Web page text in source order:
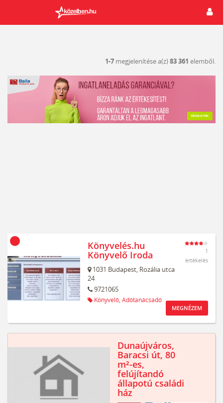
1-7 megjelenítése a(z)83 361 elemből.
Könyvelés.hu
Könyvelő Iroda
1031 Budapest, Rozália utca
24
9721065
Könyvelő, Adótanácsadó
1
értékelés
MEGNÉZEM
Dunaújváros,
Baracsi út, 80
m²-es,
felújítandó
állapotú családi
ház